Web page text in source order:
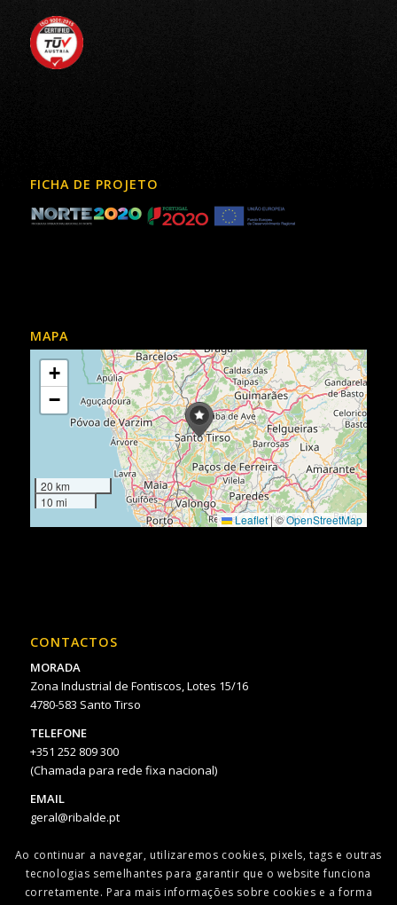
FICHA DE PROJETO
MAPA
+
−
20 km
10 mi
Leaflet|©OpenStreetMap
CONTACTOS
MORADA
Zona Industrial de Fontiscos, Lotes 15/16
4780-583 Santo Tirso
TELEFONE
+351 252 809 300
(Chamada para rede fixa nacional)
EMAIL
geral@ribalde.pt
Ao continuar a navegar, utilizaremos cookies, pixels, tags e outras
tecnologias semelhantes para garantir que o website funciona
corretamente. Para mais informações sobre cookies e a forma